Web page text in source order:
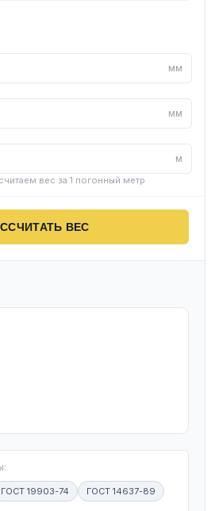
мм
мм
м
вес за 1 погонный метр
ВЕС
ГОСТ 19903-74
ГОСТ 14637-89